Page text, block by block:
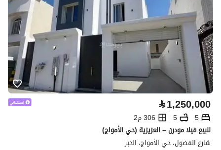
⃁1,250,000
5
5
306 م2
للبيع فيلا مودرن – العزيزية (حي الأمواج)
شارع الفضول، حي الأمواج، الخبر